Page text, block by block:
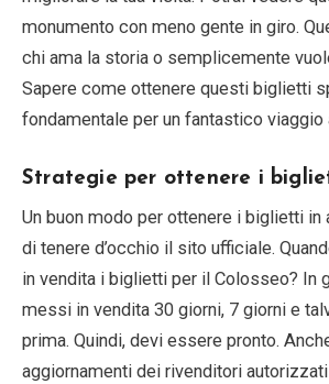
monumento con meno gente in giro.
chi ama la storia o semplicemente
Sapere come ottenere questi biglietti
fondamentale per un fantastico viaggio
Strategie per ottenere i
Un buon modo per ottenere i biglietti in
di tenere d’occhio il sito ufficiale.
in vendita i biglietti per il Colosseo? In
messi in vendita 30 giorni, 7 giorni e
prima. Quindi, devi essere pronto.
aggiornamenti dei rivenditori